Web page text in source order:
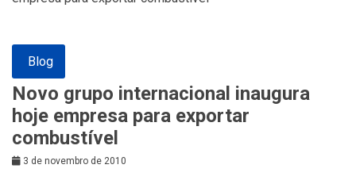
Blog
Novo grupo internacional inaugura
hoje empresa para exportar
combustível
3 de novembro de 2010